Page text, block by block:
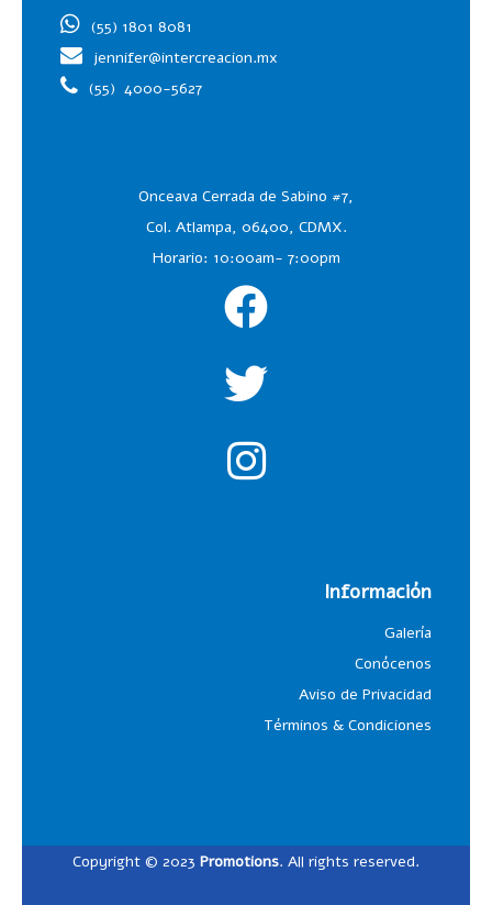
(55) 1801 8081
jennifer@intercreacion.mx
(55) 4000-5627
Onceava Cerrada de Sabino #7,
Col. Atlampa, 06400, CDMX.
Horario: 10:00am- 7:00pm
Información
Galería
Conócenos
Aviso de Privacidad
Términos & Condiciones
Copyright © 2023 Promotions. All rights reserved.